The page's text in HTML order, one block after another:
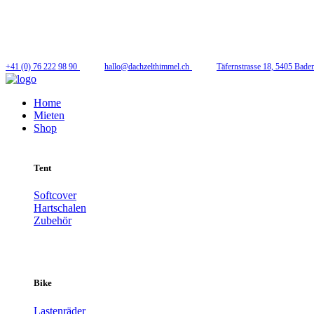
+41 (0) 76 222 98 90 hallo@dachzelthimmel.ch Täfernstrasse 18, 5405
Home
Mieten
Shop
Tent
Softcover
Hartschalen
Zubehör
Bike
Lastenräder